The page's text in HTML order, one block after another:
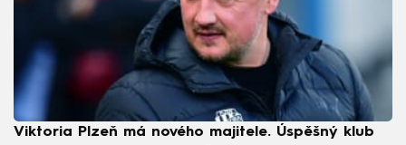
Viktoria Plzeň má nového majitele. Úspěšný klub